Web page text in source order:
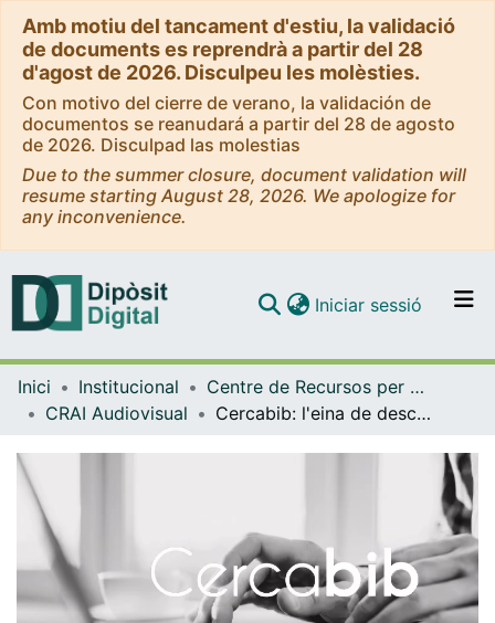
Amb motiu del tancament d'estiu, la validació
de documents es reprendrà a partir del 28
d'agost de 2026. Disculpeu les molèsties.
Con motivo del cierre de verano, la validación de
documentos se reanudará a partir del 28 de agosto
de 2026. Disculpad las molestias
Due to the summer closure, document validation will
resume starting August 28, 2026. We apologize for
any inconvenience.
Navega per tot el DD
Iniciar sessió (current)
Inici Institucional
Centre de Recursos per a l'Aprenentatge i la Investigació (CRAI-UB) - Institucional
CRAI Audiovisual
Cercabib: l'eina de descoberta del CRAI de la UB es renova [vídeo]